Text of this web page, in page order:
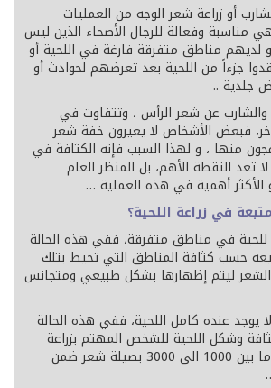
أو زراعة شعر الوجه من العمليات
مناسبة وفعالة للرجال الأصحاء الذين ليس
لديهم مناطق متفرقة فارغة في اللحية أو
جزءاً من اللحية بعد تعرضهم لحوادث أو
جلدية ..
والشارب عن شعر الرأس ، وتتفاوت في
فبعض الأشخاص لا يعيرون خفة شعر
منها ، و لهذا السبب فإنه الكثافة في
تعد النقطة الأهم، بل المنظر العام
أهمية في هذه العملية …
في زراعة اللحية؟
في مناطق متفرقة، ففي هذه الحالة
حسب كثافة المناطق التي تحيط بتلك
الشعر ليتم إظهارها بشكل طبيعي ومتجانس
يوجد عنده كامل اللحية، ففي هذه الحالة
وشكل اللحية للشخص المهتم بزراعة
اللحية ويمكننا زراعة ما بين 1000 الى 3000 بصيلة شعر ضمن